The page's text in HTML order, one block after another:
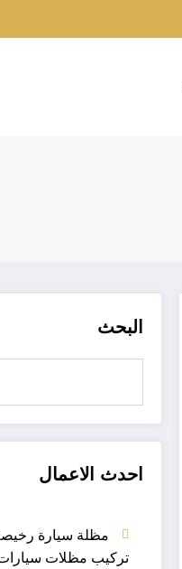
البحث
احدث الاعمال
مظلة سيارة
تركيب مظلات سيارات